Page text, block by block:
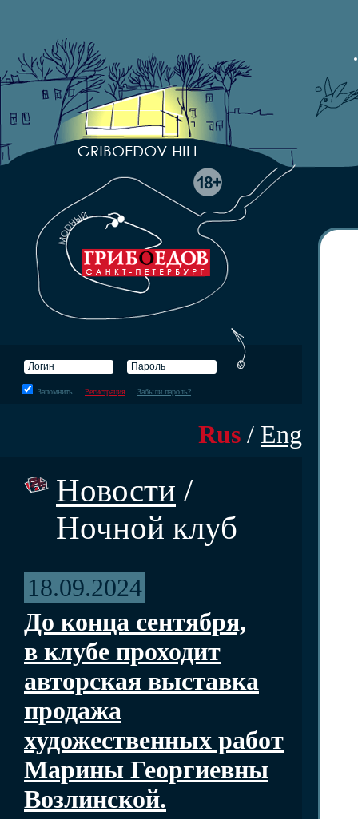
Запомнить Регистрация Забыли пароль?
Rus / Eng
Новости /
Ночной клуб
18.09.2024
До конца сентября,
в клубе проходит
авторская выставка
продажа
художественных работ
Марины Георгиевны
Возлинской.